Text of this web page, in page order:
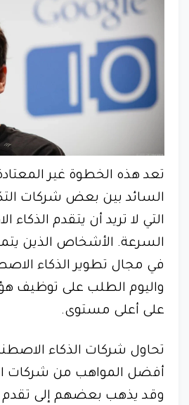
تعد هذه الخطوة غير
السائد بين بعض شركات
التي لا تريد أن يتقدم
السرعة. الأشخاص الذين
في مجال تطوير الذكاء
واليوم الطلب على توظيف
على أعلى مستوى.
تحاول شركات الذكاء
أفضل المواهب من شركات
وقد يذهب بعضهم إلى